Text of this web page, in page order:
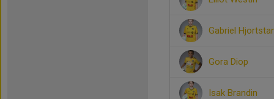
Gabriel
Gora Diop
Isak Brandin